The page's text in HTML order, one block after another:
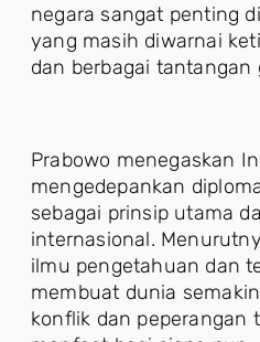
negara sangat penting
yang masih diwarnai
dan berbagai tantangan
Prabowo menegaskan
mengedepankan
sebagai prinsip utama
internasional.
ilmu pengetahuan dan
membuat dunia
konflik dan peperangan